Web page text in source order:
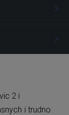
2 i
i trudno